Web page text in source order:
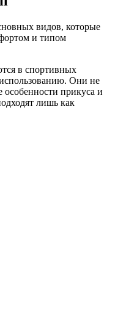
видов, которые
и типом
в спортивных
Они не
прикуса и
лишь как